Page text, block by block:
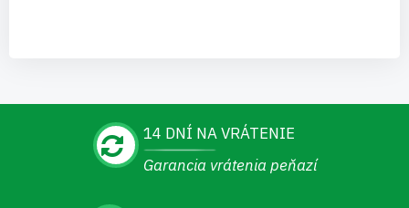
14 DNÍ NA VRÁTENIE
Garancia vrátenia peňazí